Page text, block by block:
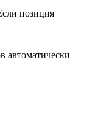
позиция
автоматически